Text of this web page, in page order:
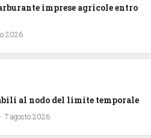
imprese agricole entro
2026
al nodo del limite temporale
7 agosto 2026